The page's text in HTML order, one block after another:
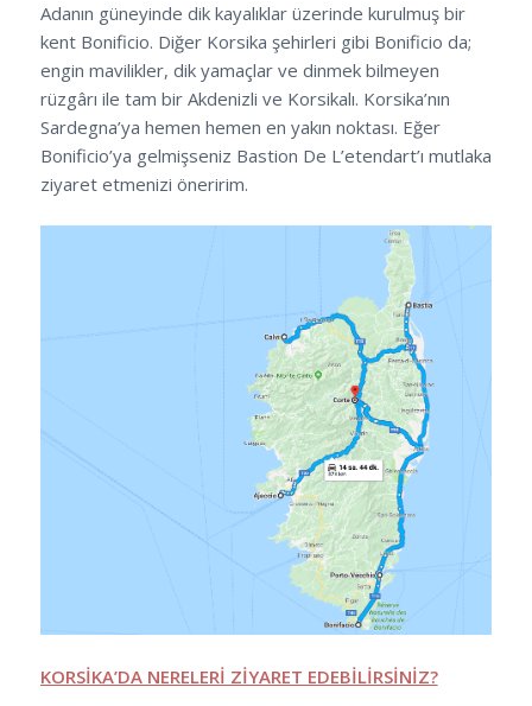
Adanın güneyinde dik kayalıklar üzerinde kurulmuş bir
kent Bonificio. Diğer Korsika şehirleri gibi Bonificio da;
engin mavilikler, dik yamaçlar ve dinmek bilmeyen
rüzgârı ile tam bir Akdenizli ve Korsikalı. Korsika’nın
Sardegna’ya hemen hemen en yakın noktası. Eğer
Bonificio’ya gelmişseniz Bastion De L’etendart’ı mutlaka
ziyaret etmenizi öneririm.
KORSİKA’DA NERELERİ ZİYARET EDEBİLİRSİNİZ?